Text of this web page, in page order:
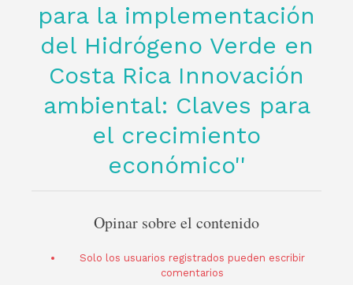
para la implementación
del Hidrógeno Verde en
Costa Rica Innovación
ambiental: Claves para
el crecimiento
económico
Opinar sobre el contenido
Solo los usuarios registrados pueden escribir
comentarios